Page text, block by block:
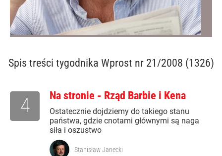
Spis treści tygodnika Wprost nr 21/2008 (1326)
Na stronie - Rząd Barbie i Kena
Ostatecznie dojdziemy do takiego stanu
państwa, gdzie cnotami głównymi są naga
siła i oszustwo
4
Stanisław Janecki